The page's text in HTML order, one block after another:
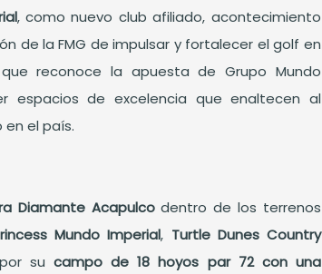
, como nuevo club afiliado, acontecimiento
de la FMG de impulsar y fortalecer el golf en
reconoce la apuesta de Grupo Mundo
espacios de excelencia que enaltecen al
el país.
Diamante Acapulcodentro de los terrenos
Mundo Imperial, Turtle Dunes Country
sucampo de 18 hoyos par 72 con una